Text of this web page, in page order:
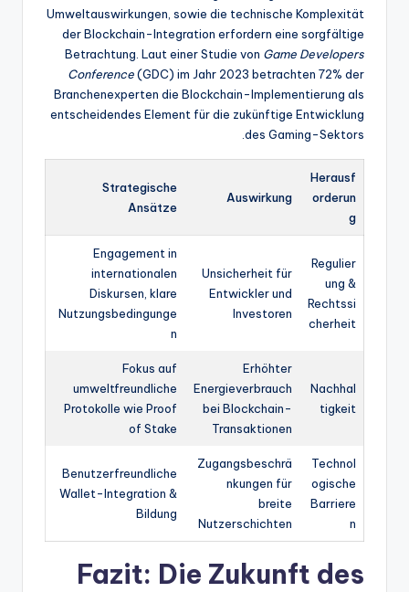
Umweltauswirkungen, sowie die technische Komplexität
der Blockchain-Integration erfordern eine sorgfältige
Betrachtung. Laut einer Studie von Game Developers
Conference(GDC) im Jahr 2023 betrachten 72% der
Branchenexperten die Blockchain-Implementierung als
entscheidendes Element für die zukünftige Entwicklung
des Gaming-Sektors.
Herausf
orderun
g
Auswirkung
Strategische
Ansätze
Regulier
ung &
Rechtssi
cherheit
Unsicherheit für
Entwickler und
Investoren
Engagement in
internationalen
Diskursen, klare
Nutzungsbedingunge
n
Nachhal
tigkeit
Erhöhter
Energieverbrauch
bei Blockchain-
Transaktionen
Fokus auf
umweltfreundliche
Protokolle wie Proof
of Stake
Technol
ogische
Barriere
n
Zugangsbeschrä
nkungen für
breite
Nutzerschichten
Benutzerfreundliche
Wallet-Integration &
Bildung
Fazit: Die Zukunft des